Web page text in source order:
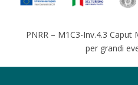
PNRR – M1C3-Inv.4.3 Caput
per grandi